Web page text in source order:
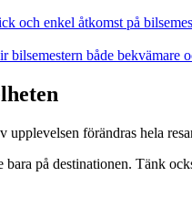
och enkel åtkomst på
både bekvämare
upplevelsen förändras hela
bara på destinationen. Tänk